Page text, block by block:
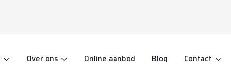
Over ons Online aanbod Blog Contact